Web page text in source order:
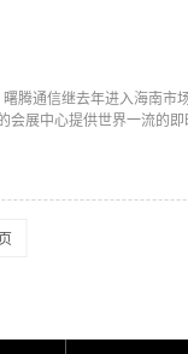
腾通信继去年进入海南市
会展中心提供世界一流的